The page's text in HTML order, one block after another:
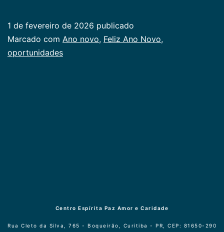
Novo
de
1 de fevereiro de 2026 publicado
Categorizado
como
Marcado com Ano novo, Feliz Ano Novo,
oportunidades
Centro Espírita Paz Amor e Caridade
Rua Cleto da Silva, 765 - Boqueirão, Curitiba - PR, CEP: 81650-290